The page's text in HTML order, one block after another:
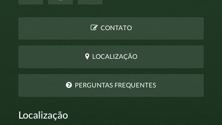
CONTATO
LOCALIZAÇÃO
PERGUNTAS FREQUENTES
Localização